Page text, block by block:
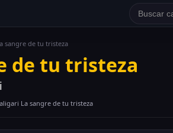
sangre de tu tristeza
de tu tristeza
La sangre de tu tristeza